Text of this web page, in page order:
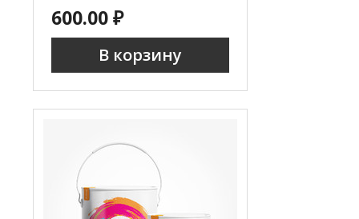
600.00 ₽
В корзину